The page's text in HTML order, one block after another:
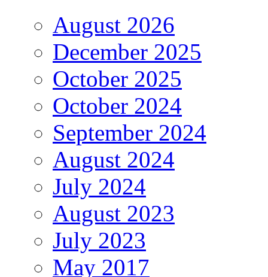
August 2026
December 2025
October 2025
October 2024
September 2024
August 2024
July 2024
August 2023
July 2023
May 2017